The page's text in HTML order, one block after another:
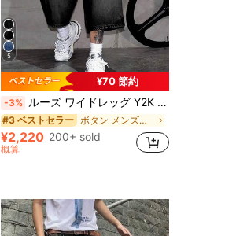
5
¥70 節約
-3% ルーズ ワイドレッグ Y2K カジュアル バミューダ デニムショーツ、アーバンウォーク、遊び、家族とのアウトドアアクティビティ、ストリートウェアに適しています
#3 ベストセラー ボタン メンズデニムショートパンツ
¥2,220 200+ sold
概算